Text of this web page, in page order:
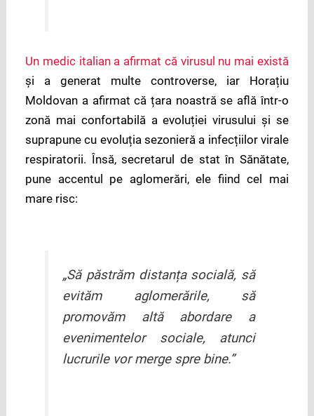
Un medic italian a afirmat că virusul nu mai există
și a generat multe controverse, iar Horațiu
Moldovan a afirmat că țara noastră se află într-o
zonă mai confortabilă a evoluției virusului și se
suprapune cu evoluția sezonieră a infecțiilor virale
respiratorii. Însă, secretarul de stat în Sănătate,
pune accentul pe aglomerări, ele fiind cel mai
mare risc:
„Să păstrăm distanța socială, să
evităm aglomerările, să
promovăm altă abordare a
evenimentelor sociale, atunci
lucrurile vor merge spre bine.”